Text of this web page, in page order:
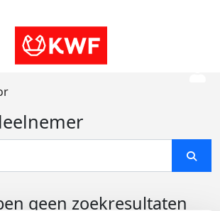
geen zoekresultaten